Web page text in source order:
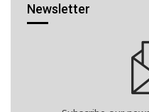
Newsletter